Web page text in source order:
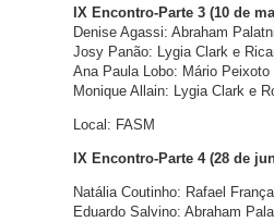
IX Encontro-Parte 3 (10 de
Denise Agassi: Abraham
Josy Panão: Lygia Clark e
Ana Paula Lobo: Mário Peixoto
Monique Allain: Lygia Clark e
Local: FASM
IX Encontro-Parte 4 (28 de
Natália Coutinho: Rafael
Eduardo Salvino: Abraham